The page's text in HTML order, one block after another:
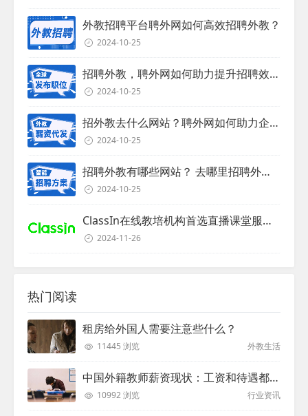
外教招聘平台聘外网如何高效招聘外教？
2024-10-25
招聘外教，聘外网如何助力提升招聘效率？
2024-10-25
招外教去什么网站？聘外网如何助力企业外教招聘
2024-10-25
招聘外教有哪些网站？ 去哪里招聘外教？
2024-10-25
ClassIn在线教培机构首选直播课堂服务商
2024-11-26
热门阅读
租房给外国人需要注意些什么？
11445 浏览 外教生活
中国外籍教师薪资现状：工资和待遇都非常高
10992 浏览 行业资讯